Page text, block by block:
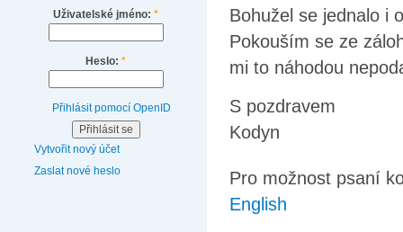
Uživatelské jméno: *
Heslo: *
Přihlásit pomocí OpenID
Vytvořit nový účet
Zaslat nové heslo
Bohužel se jednalo i
Pokouším se ze
mi to náhodou
S pozdravem
Kodyn
Pro možnost psaní
English